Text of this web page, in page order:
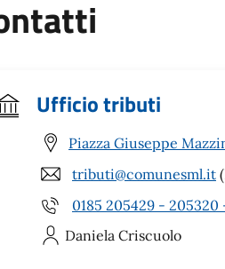
Ufficio tributi
Piazza Giuseppe
tributi@comunesml.it
0185 205429 -
Daniela Criscuolo